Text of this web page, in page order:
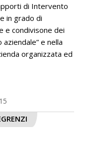
di Intervento
in grado di
e condivisone dei
e nella
organizzata ed